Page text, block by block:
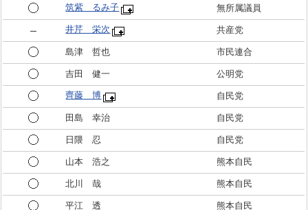
筑紫 るみ子 無所属議員
井芹 栄次 共産党
島津 哲也 市民連合
吉田 健一 公明党
齊藤 博 自民党
田島 幸治 自民党
日隈 忍 自民党
山本 浩之 熊本自民
北川 哉 熊本自民
平江 透 熊本自民